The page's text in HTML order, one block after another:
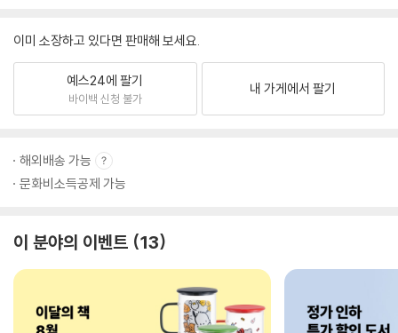
이미 소장하고 있다면 판매해 보세요.
예스24에 팔기
바이백 신청 불가
내 가게에서 팔기
해외배송 가능
문화비소득공제 가능
이 분야의 이벤트 13